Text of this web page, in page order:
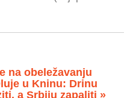
na obeležavanju
u Kninu: Drinu
a Srbiju zapaliti »